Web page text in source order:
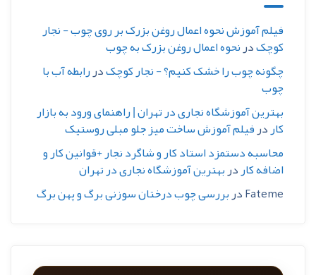
فیلم آموزش نحوه اعمال روغن بزرک بر روی چوب - نجار
کوچکدرنحوه اعمال روغن بزرک به چوب
چگونه چوب را خشک کنیم؟ - نجار کوچکدررابطه آب با
چوب
بهترین آموزشگاه نجاری در تهران | راهنمای ورود به بازار
کاردرفیلم آموزش ساخت میز جلو مبلی روستیک
محاسبه دستمزد استاد کار و شاگرد نجار +قوانین کار و
اضافه کاردربهترین آموزشگاه نجاری در تهران
Fatemeدربررسی چوب درختان سوزنی برگ و پهن برگ